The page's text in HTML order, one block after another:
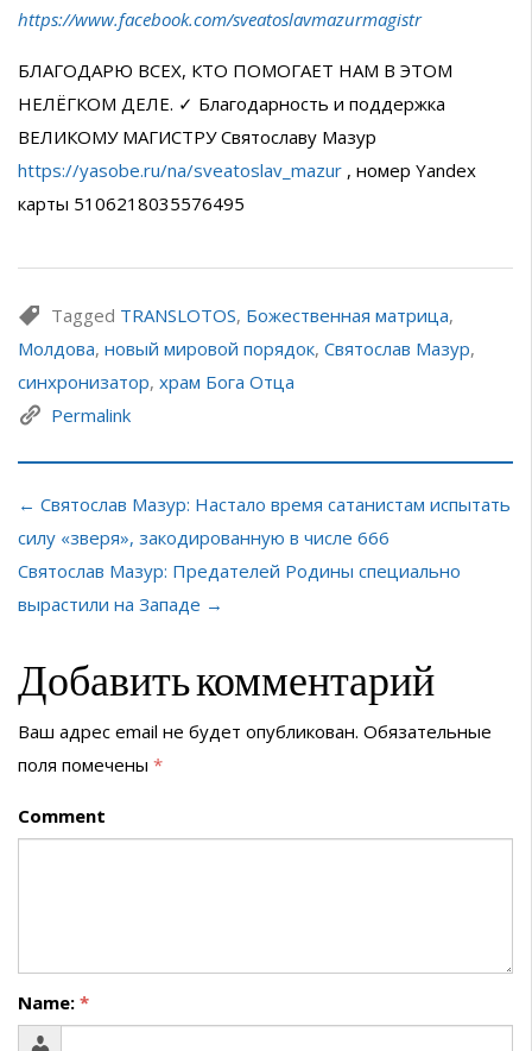
https://www.facebook.com/sveatoslavmazurmagistr
БЛАГОДАРЮ ВСЕХ, КТО ПОМОГАЕТ НАМ В ЭТОМ
НЕЛЁГКОМ ДЕЛЕ. ✓ Благодарность и поддержка
ВЕЛИКОМУ МАГИСТРУ Святославу Мазур
https://yasobe.ru/na/sveatoslav_mazur , номер Yandex
карты 5106218035576495
Tagged TRANSLOTOS, Божественная матрица,
Молдова, новый мировой порядок, Святослав Мазур,
синхронизатор, храм Бога Отца
Permalink
← Святослав Мазур: Настало время сатанистам испытать
силу «зверя», закодированную в числе 666
Святослав Мазур: Предателей Родины специально
вырастили на Западе →
Добавить комментарий
Ваш адрес email не будет опубликован. Обязательные
поля помечены *
Comment
Name: *